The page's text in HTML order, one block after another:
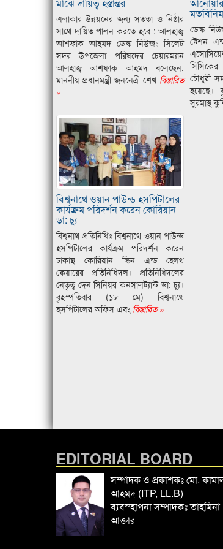
এলাকার উন্নয়নের জন্য সততা ও নিষ্ঠার
সাথে দায়িত পালন করতে হবে : আলহাজ্ব
আশফাক আহমদ ডেস্ক নিউজঃ সিলেট
সদর উপজেলা পরিষদের চেয়ারম্যান
আলহাজ্ব আশফাক আহমদ বলেছেন,
মাননীয় প্রধানমন্ত্রী জননেত্রী শেখবিস্তারিত
»
ডেস্ক
ষ্টেশন
সিসিকের
চৌধুরী
হয়েছে।
সুরমাস্থ
বিশ্বনাথে ওয়ান পাউন্ড হসপিটালের
কার্যক্রম পরিদর্শন করেন কোরিয়ান
ডা: চ্যু
বিশ্বনাথ প্রতিনিধিঃ বিশ্বনাথে ওয়ান পাউন্ড
হসপিটালের কার্যক্রম পরিদর্শন করেন
ঢাকাস্থ কোরিয়ান স্কিন এন্ড হেলথ
কেয়ারের প্রতিনিধিদল। প্রতিনিধিদলের
নেতৃত্ব দেন সিনিয়র কনসালট্যান্ট ডা: চ্যু।
বৃহস্পতিবার (১৮ মে) বিশ্বনাথে
হসপিটালের অফিস এবং বিস্তারিত »
EDITORIAL BOARD
সম্পাদক ও প্রকাশকঃ মো.
আহমদ (ITP, LL.B)
ব্যবস্হাপনা সম্পাদকঃ তাহমিনা
আক্তার